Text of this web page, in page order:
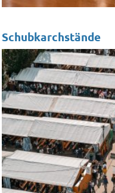
Schubkarchstände